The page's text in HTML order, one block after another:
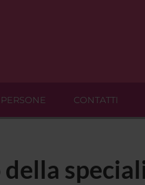
PERSONE CONTATTI